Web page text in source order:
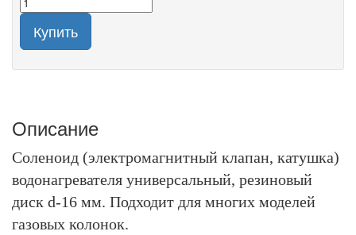
Купить
Описание
Соленоид (электромагнитный клапан, катушка)
водонагревателя универсальный, резиновый
диск d-16 мм. Подходит для многих моделей
газовых колонок.